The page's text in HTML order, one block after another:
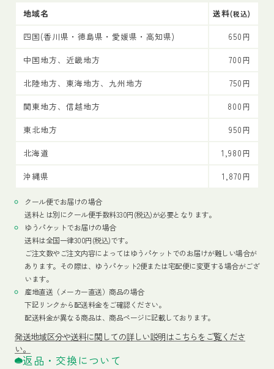
地域名 送料(税込)
四国(香川県・徳島県・愛媛県・高知県)
650円
中国地方、近畿地方
700円
北陸地方、東海地方、九州地方
750円
関東地方、信越地方
800円
東北地方
950円
北海道
1,980円
沖縄県
1,870円
クール便でお届けの場合
送料とは別にクール便手数料330円(税込)が必要となります。
ゆうパケットでお届けの場合
送料は全国一律300円(税込)です。
ご注文数やご注文内容によってはゆうパケットでのお届けが難しい場合が
あります。その際は、ゆうパケット2便または宅配便に変更する場合がござ
います。
産地直送（メーカー直送）商品の場合
下記リンクから配送料金をご確認ください。
配送料金が異なる商品は、商品ページに記載しております。
発送地域区分や送料に関しての詳しい説明はこちらをご覧くださ
い。
返品・交換について